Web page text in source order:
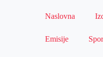
Naslovna
Emisije